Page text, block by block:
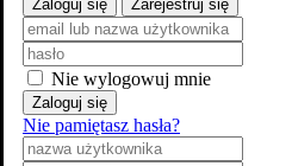
Profil: Matka doskonała 2x3
Zaloguj się Zarejestruj się
Nie wylogowuj mnie
Zaloguj się
Nie pamiętasz hasła?